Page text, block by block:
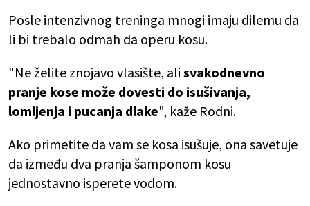
Posle intenzivnog treninga mnogi imaju dilemu da
li bi trebalo odmah da operu kosu.
"Ne želite znojavo vlasište, ali svakodnevno
pranje kose može dovesti do isušivanja,
lomljenja i pucanja dlake", kaže Rodni.
Ako primetite da vam se kosa isušuje, ona savetuje
da između dva pranja šamponom kosu
jednostavno isperete vodom.